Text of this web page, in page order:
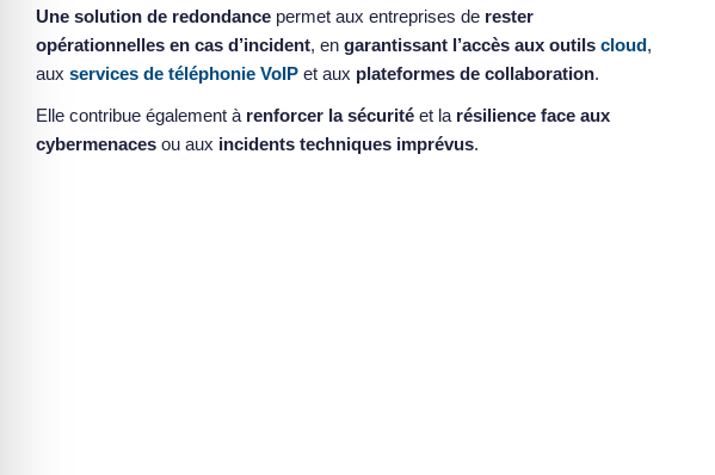
Une solution de redondance permet aux entreprises de rester
opérationnelles en cas d’incident, en garantissant l’accès aux outils cloud,
aux services de téléphonie VoIP et aux plateformes de collaboration.
Elle contribue également à renforcer la sécurité et la résilience face aux
cybermenaces ou aux incidents techniques imprévus.